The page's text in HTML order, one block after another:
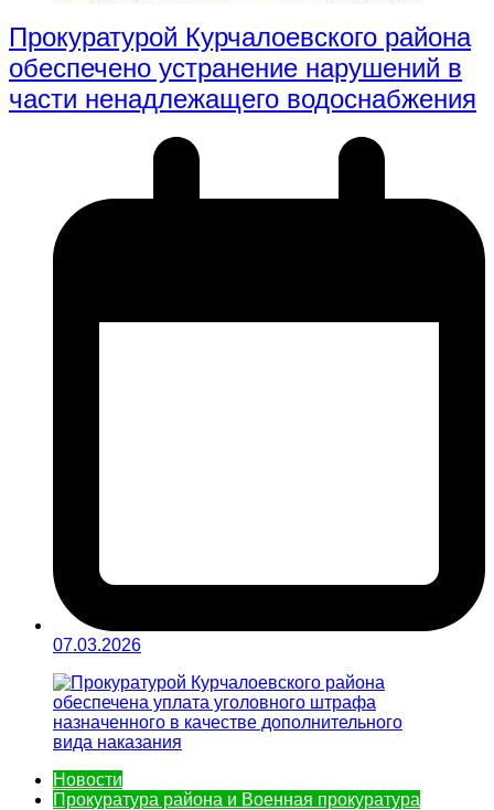
Прокуратурой Курчалоевского района
обеспечено устранение нарушений в
части ненадлежащего водоснабжения
07.03.2026
Новости
Прокуратура района и Военная прокуратура